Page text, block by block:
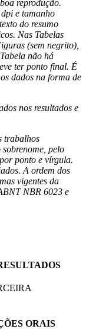
reprodução.
e tamanho
do resumo
Nas Tabelas
(sem negrito),
não há
ter ponto final. É
dados na forma de
nos resultados e
trabalhos
pelo
ponto e vírgula.
A ordem dos
vigentes da
NBR 6023 e
ORAIS